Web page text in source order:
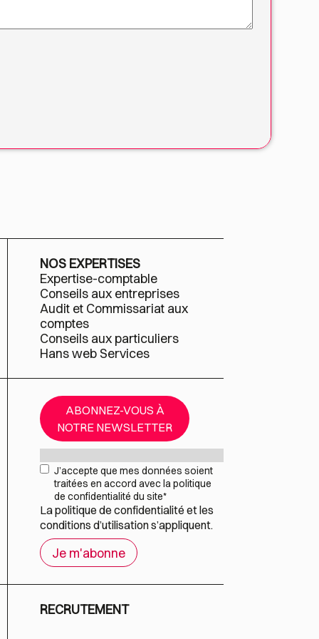
NOS EXPERTISES
Expertise-comptable
Conseils aux entreprises
Audit et Commissariat aux
comptes
Conseils aux particuliers
Hans web Services
ABONNEZ-VOUS À
NOTRE NEWSLETTER
Mail*
RGPD*
J’accepte que mes données soient
traitées en accord avec la politique
de confidentialité du site*
Lapolitique de confidentialité et les
conditions d’utilisations’appliquent.
RECRUTEMENT